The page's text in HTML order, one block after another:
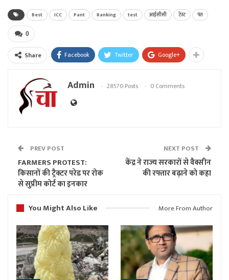
Best ICC Pant Ranking test आईसीसी टेस्ट पंत
0
Share Facebook Twitter Google+
Admin 28570 Posts 0 Comments
PREV POST
FARMERS PROTEST:
किसानों की ट्रैक्टर परेड पर रोक
से सुप्रीम कोर्ट का इनकार
NEXT POST
केंद्र ने राज्य सरकारों से वैक्सीन
की रफ्तार बढ़ाने को कहा
You Might Also Like More From Author